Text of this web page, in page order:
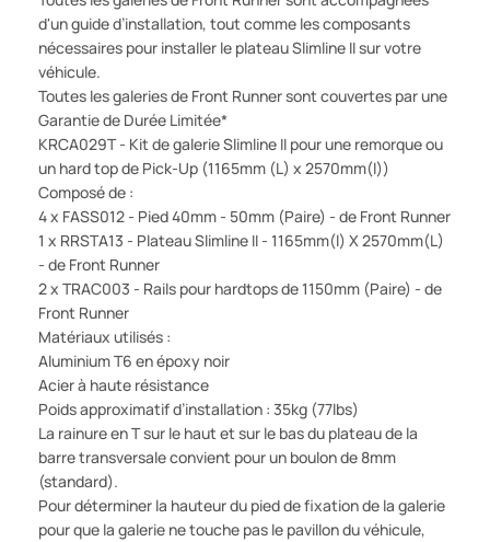
d'un guide d’installation, tout comme les composants
nécessaires pour installer le plateau Slimline II sur votre
véhicule.
Toutes les galeries de Front Runner sont couvertes par une
Garantie de Durée Limitée*
KRCA029T - Kit de galerie Slimline II pour une remorque ou
un hard top de Pick-Up (1165mm (L) x 2570mm(l))
Composé de :
4 x FASS012 - Pied 40mm - 50mm (Paire) - de Front Runner
1 x RRSTA13 - Plateau Slimline II - 1165mm(l) X 2570mm(L)
- de Front Runner
2 x TRAC003 - Rails pour hardtops de 1150mm (Paire) - de
Front Runner
Matériaux utilisés :
Aluminium T6 en époxy noir
Acier à haute résistance
Poids approximatif d’installation : 35kg (77lbs)
La rainure en T sur le haut et sur le bas du plateau de la
barre transversale convient pour un boulon de 8mm
(standard).
Pour déterminer la hauteur du pied de fixation de la galerie
pour que la galerie ne touche pas le pavillon du véhicule,